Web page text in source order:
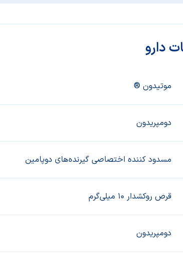
دارو
موتیدون ®
دومپریدون
مسدود کننده اختصاصی گیرنده‌های دوپامین
قرص روکشدار ۱۰ میلی‌گرم
دومپریدون